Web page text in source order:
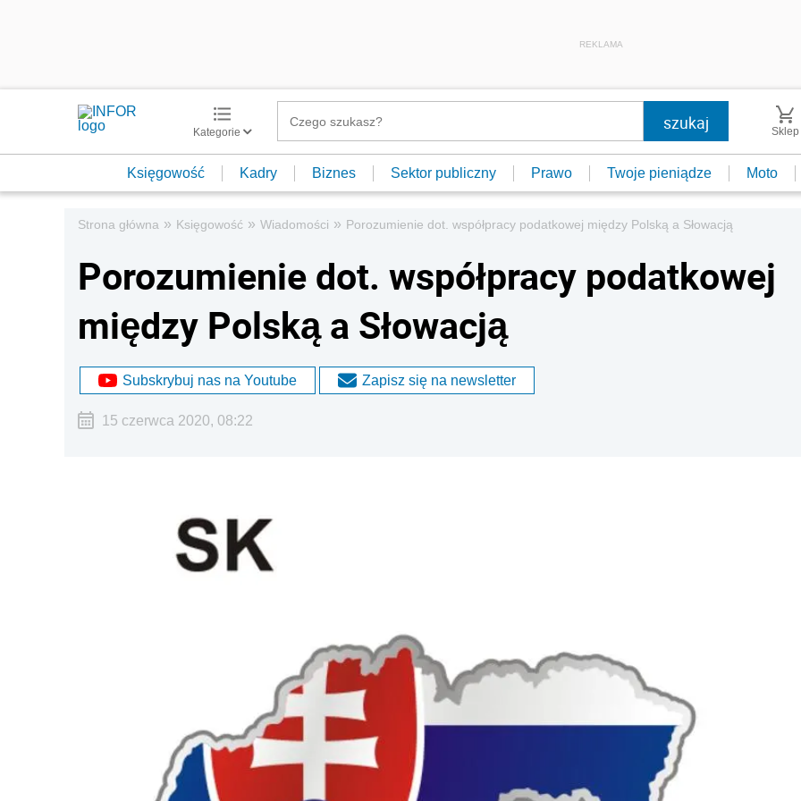
REKLAMA
Kategorie Sklep
Księgowość Kadry Biznes Sektor publiczny Prawo Twoje pieniądze Moto
Strona główna » Księgowość » Wiadomości » Porozumienie dot. współpracy podatkowej między Polską a Słowacją
Porozumienie dot. współpracy podatkowej
między Polską a Słowacją
Subskrybuj nas na Youtube Zapisz się na newsletter
15 czerwca 2020, 08:22